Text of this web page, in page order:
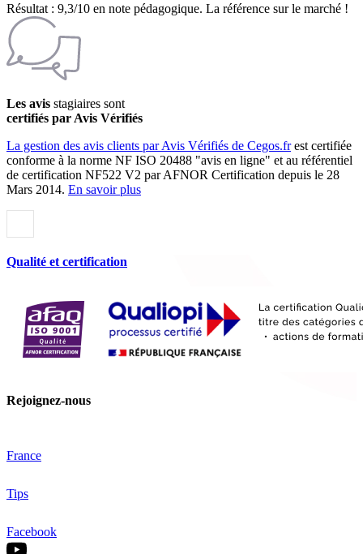
Résultat : 9,3/10 en note pédagogique. La référence sur le marché !
Les avis stagiaires sont
certifiés par Avis Vérifiés
La gestion des avis clients par Avis Vérifiés de Cegos.frest certifiée
conforme à la norme NF ISO 20488 "avis en ligne" et au référentiel
de certification NF522 V2 par AFNOR Certification depuis le 28
Mars 2014. En savoir plus
Qualité et certification
Rejoignez-nous
France
Tips
Facebook